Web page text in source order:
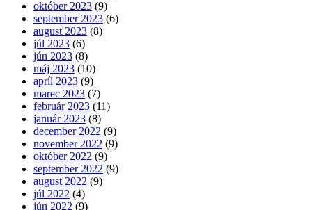
október 2023 (9)
september 2023 (6)
august 2023 (8)
júl 2023 (6)
jún 2023 (8)
máj 2023 (10)
apríl 2023 (9)
marec 2023 (7)
február 2023 (11)
január 2023 (8)
december 2022 (9)
november 2022 (9)
október 2022 (9)
september 2022 (9)
august 2022 (9)
júl 2022 (4)
jún 2022 (9)